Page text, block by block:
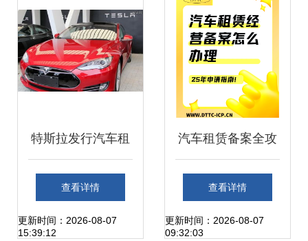
特斯拉发行汽车租
赁债券 创新融资助
推租赁业务新突破
查看详情
更新时间：2026-08-07
15:39:12
汽车租赁备案全攻
略 轻松搞定合法上
路
查看详情
更新时间：2026-08-07
09:32:03